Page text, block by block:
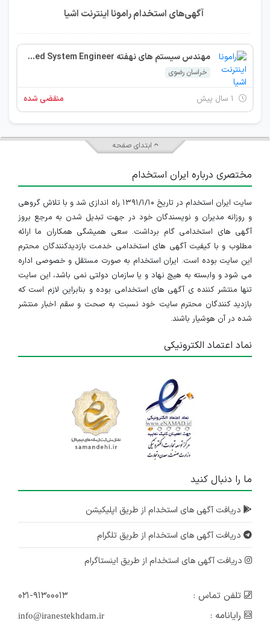
آگهی‌های استخدام رامونا اینترنت اشیا
مهندس سیستم های نهفته Embedded System Engineer
خراسان رضوی
منقضی شده
ابتدای صفحه
مختصری درباره ایران استخدام
سایت ایران استخدام در تاریخ ۱۳۹۱/۱/۱۰ راه اندازی شد و با تلاش گروهی
و روزانه مدیران و نویسندگان خود در جهت تبدیل شدن به مرجع بروز
آگهی های استخدامی گام برداشت. سعی همیشگی همکاران ما ارائه
مطلوب و با کیفیت آگهی های استخدامی خدمت بازدیدکنندگان محترم
این سایت بوده است. ایران استخدام به صورت مستقل و خصوصی اداره
می شود و وابسته به هیچ نهاد و یا سازمان دولتی نمی باشد، این سایت
تنها منتشر کننده ی آگهی های استخدامی بوده و بنابراین لازم است که
بازدید کنندگان محترم سایت خود نسبت به صحت و سقم اخبار منتشر
شده در آن هوشیار باشند.
نماد اعتماد الکترونیکی
ما را دنبال کنید
دریافت آگهی های استخدام از طریق اپلیکیشن
دریافت آگهی های استخدام از طریق تلگرام
دریافت آگهی های استخدام از طریق اینستاگرام
تلفن تماس :
۰۲۱-۹۱۳۰۰۰۱۳
رایانامه :
info@iranestekhdam.ir